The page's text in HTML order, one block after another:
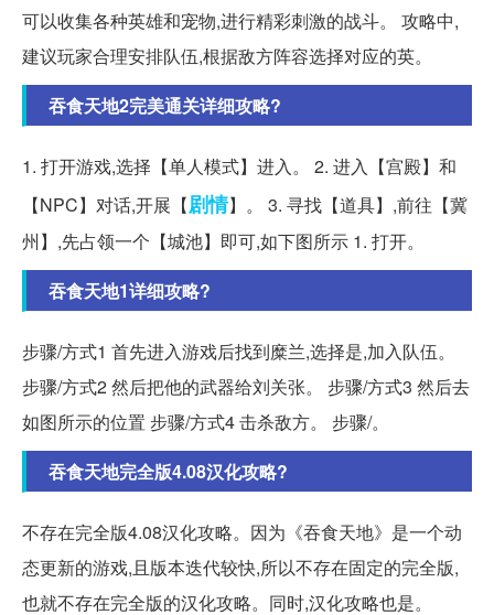
可以收集各种英雄和宠物,进行精彩刺激的战斗。 攻略中,
建议玩家合理安排队伍,根据敌方阵容选择对应的英。
吞食天地2完美通关详细攻略?
1. 打开游戏,选择【单人模式】进入。 2. 进入【宫殿】和
【NPC】对话,开展【剧情】。 3. 寻找【道具】,前往【冀
州】,先占领一个【城池】即可,如下图所示 1. 打开。
吞食天地1详细攻略?
步骤/方式1 首先进入游戏后找到糜兰,选择是,加入队伍。
步骤/方式2 然后把他的武器给刘关张。 步骤/方式3 然后去
如图所示的位置 步骤/方式4 击杀敌方。 步骤/。
吞食天地完全版4.08汉化攻略?
不存在完全版4.08汉化攻略。因为《吞食天地》是一个动
态更新的游戏,且版本迭代较快,所以不存在固定的完全版,
也就不存在完全版的汉化攻略。同时,汉化攻略也是。